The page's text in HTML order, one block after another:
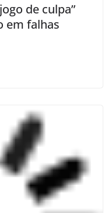
de culpa”
em falhas